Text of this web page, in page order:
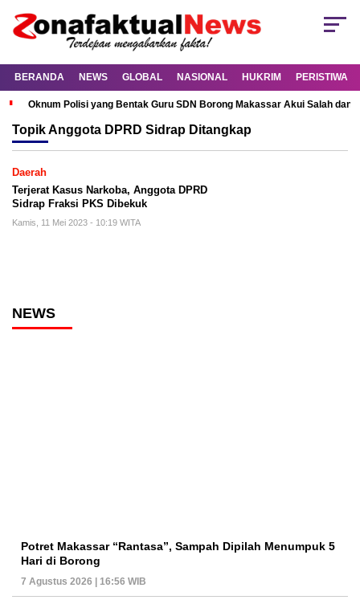
BERANDA NEWS GLOBAL NASIONAL HUKRIM PERISTIWA
Oknum Polisi yang Bentak Guru SDN Borong Makassar Akui Salah dan
TopikAnggota DPRD Sidrap Ditangkap
Daerah
Terjerat Kasus Narkoba, Anggota DPRD
Sidrap Fraksi PKS Dibekuk
Kamis, 11 Mei 2023 - 10:19 WITA
NEWS
Potret Makassar “Rantasa”, Sampah Dipilah Menumpuk 5
Hari di Borong
7 Agustus 2026 | 16:56 WIB